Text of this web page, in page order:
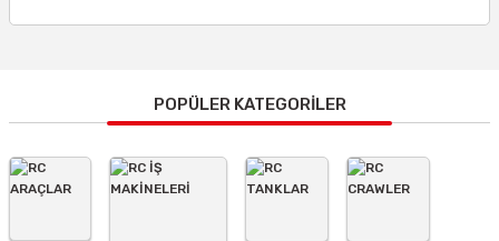
Görüş ve önerileriniz için teşekkür ederiz.
Ürün resmi kalitesiz, bozuk veya görüntülenemiyor.
Ürün açıklamasında eksik bilgiler bulunuyor.
POPÜLER KATEGORİLER